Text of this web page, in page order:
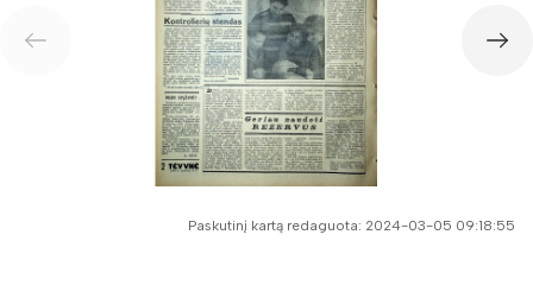
Paskutinį kartą redaguota: 2024-03-05 09:18:55